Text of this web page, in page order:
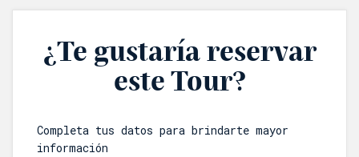
¿Te gustaría reservar
este Tour?
Completa tus datos para brindarte mayor
información